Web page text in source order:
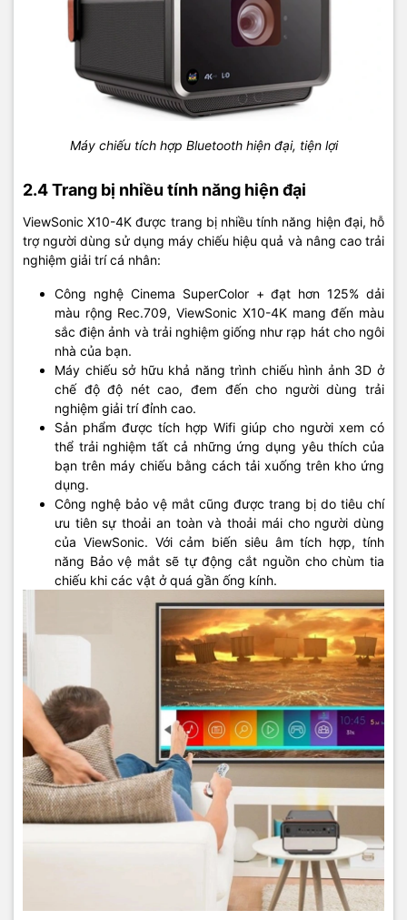
Máy chiếu tích hợp Bluetooth hiện đại, tiện lợi
2.4 Trang bị nhiều tính năng hiện đại
ViewSonic X10-4K được trang bị nhiều tính năng hiện đại, hỗ
trợ người dùng sử dụng máy chiếu hiệu quả và nâng cao trải
nghiệm giải trí cá nhân:
Công nghệ Cinema SuperColor + đạt hơn 125% dải
màu rộng Rec.709, ViewSonic X10-4K mang đến màu
sắc điện ảnh và trải nghiệm giống như rạp hát cho ngôi
nhà của bạn.
Máy chiếu sở hữu khả năng trình chiếu hình ảnh 3D ở
chế độ độ nét cao, đem đến cho người dùng trải
nghiệm giải trí đỉnh cao.
Sản phẩm được tích hợp Wifi giúp cho người xem có
thể trải nghiệm tất cả những ứng dụng yêu thích của
bạn trên máy chiếu bằng cách tải xuống trên kho ứng
dụng.
Công nghệ bảo vệ mắt cũng được trang bị do tiêu chí
ưu tiên sự thoải an toàn và thoải mái cho người dùng
của ViewSonic. Với cảm biến siêu âm tích hợp, tính
năng Bảo vệ mắt sẽ tự động cắt nguồn cho chùm tia
chiếu khi các vật ở quá gần ống kính.